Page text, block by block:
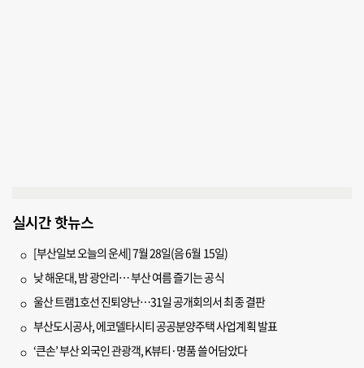
실시간 핫뉴스
[부산일보 오늘의 운세] 7월 28일(음 6월 15일)
낮 해운대, 밤 광안리… 부산 여름 즐기는 공식
울산 트램1호선 진퇴양난…31일 공개회의서 최종 결판
부산도시공사, 에코델타시티 공공분양주택 사업계획 발표
‘큰손’ 부산 외국인 관광객, K뷰티·명품 쓸어담았다